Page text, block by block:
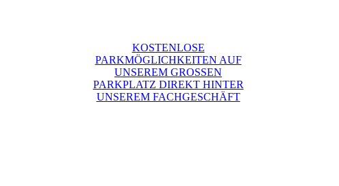
KOSTENLOSE
PARKMÖGLICHKEITEN AUF
UNSEREM GROSSEN
PARKPLATZ DIREKT HINTER
UNSEREM FACHGESCHÄFT